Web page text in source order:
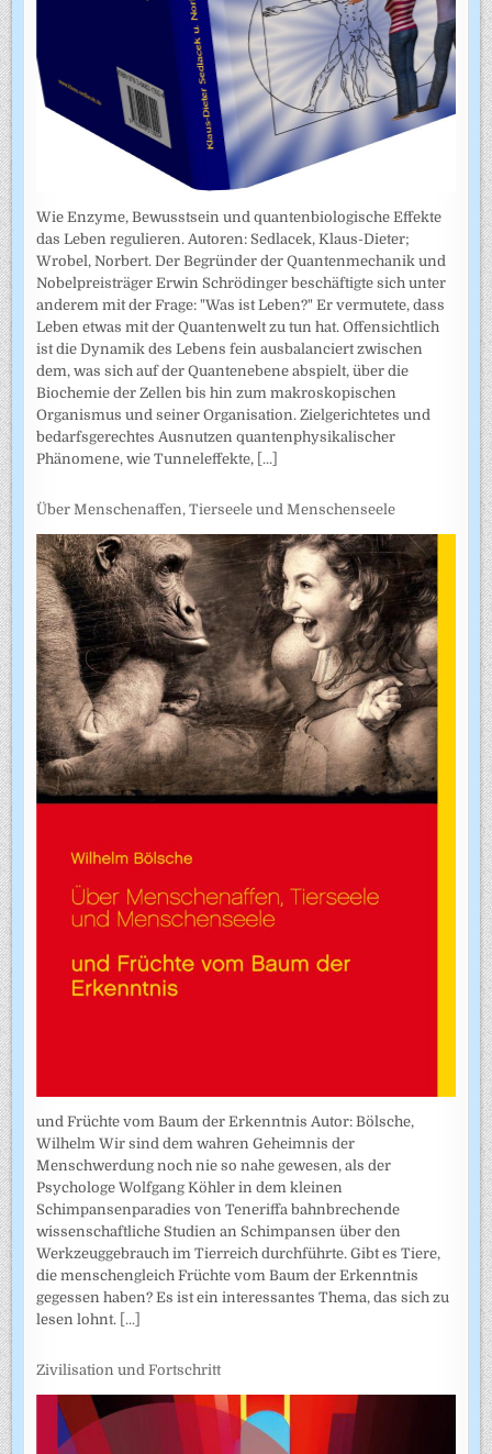
Wie Enzyme, Bewusstsein und quantenbiologische Effekte
das Leben regulieren. Autoren: Sedlacek, Klaus-Dieter;
Wrobel, Norbert. Der Begründer der Quantenmechanik und
Nobelpreisträger Erwin Schrödinger beschäftigte sich unter
anderem mit der Frage: "Was ist Leben?" Er vermutete, dass
Leben etwas mit der Quantenwelt zu tun hat. Offensichtlich
ist die Dynamik des Lebens fein ausbalanciert zwischen
dem, was sich auf der Quantenebene abspielt, über die
Biochemie der Zellen bis hin zum makroskopischen
Organismus und seiner Organisation. Zielgerichtetes und
bedarfsgerechtes Ausnutzen quantenphysikalischer
Phänomene, wie Tunneleffekte, [...]
Über Menschenaffen, Tierseele und Menschenseele
und Früchte vom Baum der Erkenntnis Autor: Bölsche,
Wilhelm Wir sind dem wahren Geheimnis der
Menschwerdung noch nie so nahe gewesen, als der
Psychologe Wolfgang Köhler in dem kleinen
Schimpansenparadies von Teneriffa bahnbrechende
wissenschaftliche Studien an Schimpansen über den
Werkzeuggebrauch im Tierreich durchführte. Gibt es Tiere,
die menschengleich Früchte vom Baum der Erkenntnis
gegessen haben? Es ist ein interessantes Thema, das sich zu
lesen lohnt. [...]
Zivilisation und Fortschritt